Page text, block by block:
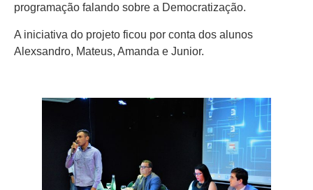
programação falando sobre a Democratização.
A iniciativa do projeto ficou por conta dos alunos
Alexsandro, Mateus, Amanda e Junior.